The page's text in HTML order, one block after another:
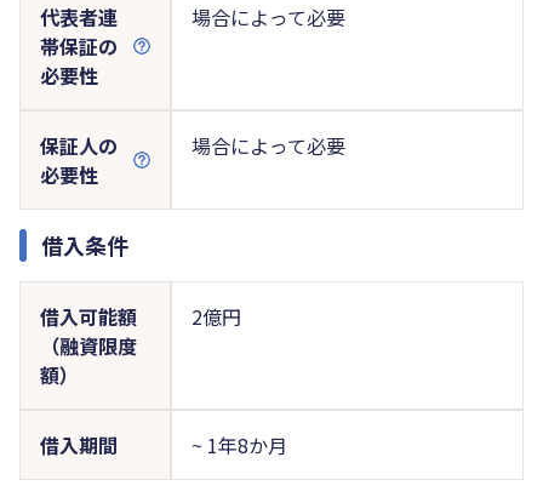
代表者連
帯保証の
必要性
場合によって必要
保証人の
必要性
場合によって必要
借入条件
借入可能額
（融資限度
額）
2億円
借入期間 ~ 1年8か月